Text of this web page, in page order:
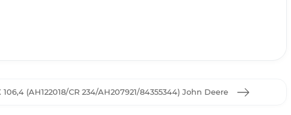
(AH122018/CR 234/AH207921/84355344) John Deere